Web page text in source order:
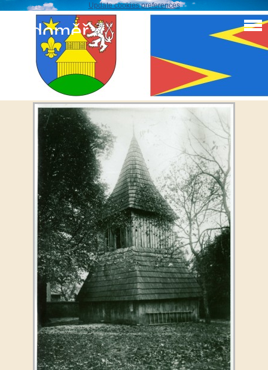
Update cookies preferences
Sudoměř
Historické fota obce